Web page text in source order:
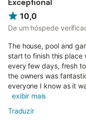
Exceptional
10,0
De um hóspede
The house, pool and
start to finish this place
every few days, fresh
the owners was
everyone I know as it
exibir mais
Traduzir